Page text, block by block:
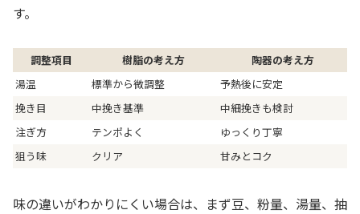
す。
調整項目 樹脂の考え方
陶器の考え方
湯温
標準から微調整
予熱後に安定
挽き目
中挽き基準
中細挽きも検討
注ぎ方
テンポよく
ゆっくり丁寧
狙う味
クリア 甘みとコク
味の違いがわかりにくい場合は、まず豆、粉量、湯量、抽